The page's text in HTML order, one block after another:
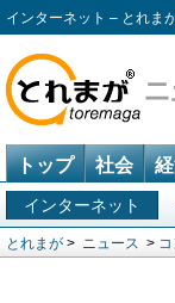
インターネット – とれま
トップ 社会
インターネット
とれまが > ニュース >